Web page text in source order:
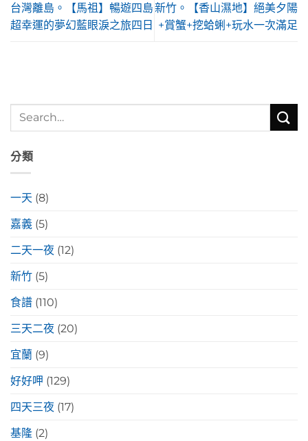
台灣離島。【馬祖】暢遊四島
超幸運的夢幻藍眼淚之旅四日
新竹。【香山濕地】絕美夕陽
+賞蟹+挖蛤蜊+玩水一次滿足
分類
一天 (8)
嘉義 (5)
二天一夜 (12)
新竹 (5)
食譜 (110)
三天二夜 (20)
宜蘭 (9)
好好呷 (129)
四天三夜 (17)
基隆 (2)